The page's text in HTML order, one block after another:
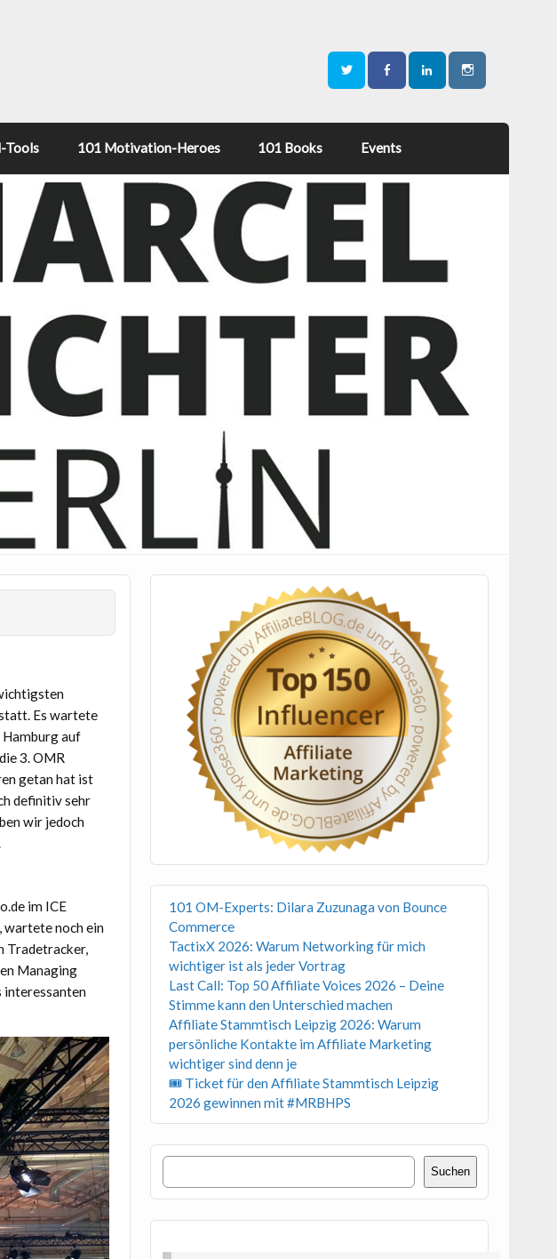
Tools 101 Motivation-Heroes 101 Books Events
Es wartete
auf
3. OMR
getan hat ist
definitiv sehr
wir jedoch
im ICE
wartete noch ein
Tradetracker,
Managing
101 OM-Experts: Dilara Zuzunaga von Bounce
Commerce
TactixX 2026: Warum Networking für mich
wichtiger ist als jeder Vortrag
Last Call: Top 50 Affiliate Voices 2026 – Deine
Stimme kann den Unterschied machen
Affiliate Stammtisch Leipzig 2026: Warum
persönliche Kontakte im Affiliate Marketing
wichtiger sind denn je
🎟 Ticket für den Affiliate Stammtisch Leipzig
2026 gewinnen mit #MRBHPS
Suchen
Suchen